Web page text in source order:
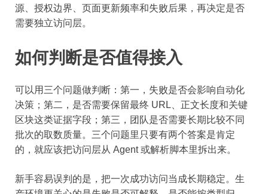
源、授权边界、页面更新频率和失败后果，再决定是否
需要独立访问层。
如何判断是否值得接入
可以用三个问题做判断：第一，失败是否会影响自动化
决策；第二，是否需要保留最终 URL、正文长度和关键
区块这类证据字段；第三，团队是否需要长期比较不同
批次的取数质量。三个问题里只要有两个答案是肯定
的，就应该把访问层从 Agent 或解析脚本里拆出来。
新手容易误判的是，把一次成功访问当成长期稳定。生